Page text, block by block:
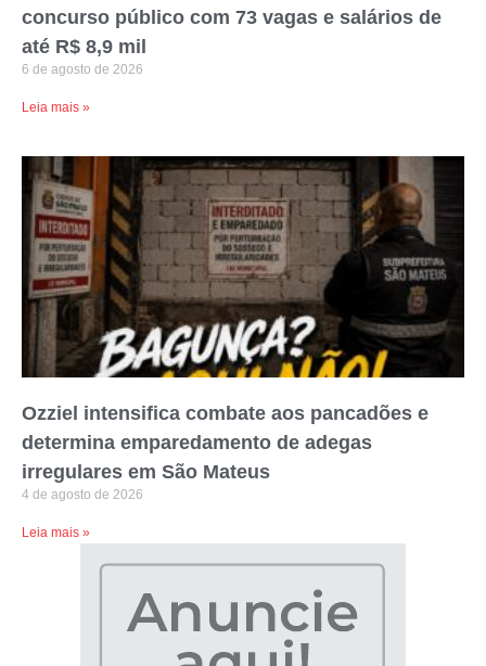
concurso público com 73 vagas e salários de
até R$ 8,9 mil
6 de agosto de 2026
Leia mais »
Ozziel intensifica combate aos pancadões e
determina emparedamento de adegas
irregulares em São Mateus
4 de agosto de 2026
Leia mais »